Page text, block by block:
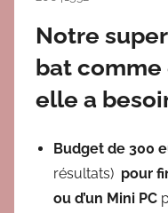
Notre
bat comme
elle a
Budget de 300
résultats) pour
ou d’un Mini PC